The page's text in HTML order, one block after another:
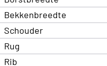
Bekkenbreedte
Schouder
Rug
Rib